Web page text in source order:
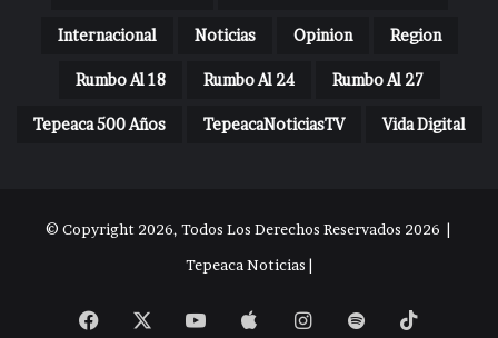
Internacional Noticias Opinion Region
Rumbo Al 18 Rumbo Al 24 Rumbo Al 27
Tepeaca 500 Años TepeacaNoticiasTV Vida Digital
© Copyright 2026, Todos Los Derechos Reservados 2026 |
Tepeaca Noticias |
Facebook YouTubeAppleInstagram
Spotify